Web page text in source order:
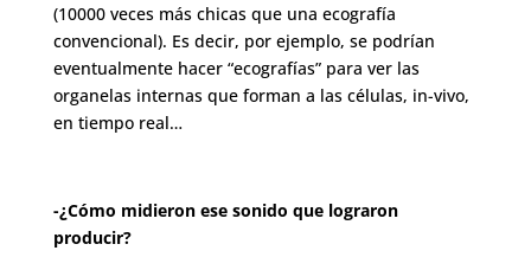
(10000 veces más chicas que una ecografía
convencional). Es decir, por ejemplo, se podrían
eventualmente hacer “ecografías” para ver las
organelas internas que forman a las células, in-vivo,
en tiempo real…
-¿Cómo midieron ese sonido que lograron
producir?